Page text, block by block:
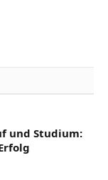
und Studium: